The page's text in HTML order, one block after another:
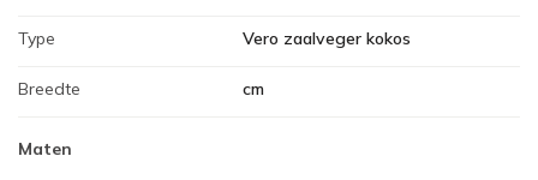
Type Vero zaalveger kokos
Breedte cm
Maten